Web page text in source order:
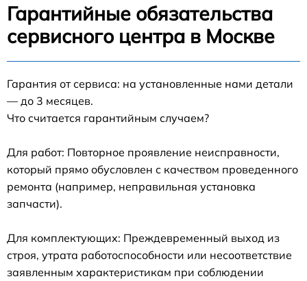
Гарантийные обязательства
сервисного центра в Москве
Гарантия от сервиса: на установленные нами детали
— до 3 месяцев.
Что считается гарантийным случаем?
Для работ: Повторное проявление неисправности,
который прямо обусловлен с качеством проведенного
ремонта (например, неправильная установка
запчасти).
Для комплектующих: Преждевременный выход из
строя, утрата работоспособности или несоответствие
заявленным характеристикам при соблюдении